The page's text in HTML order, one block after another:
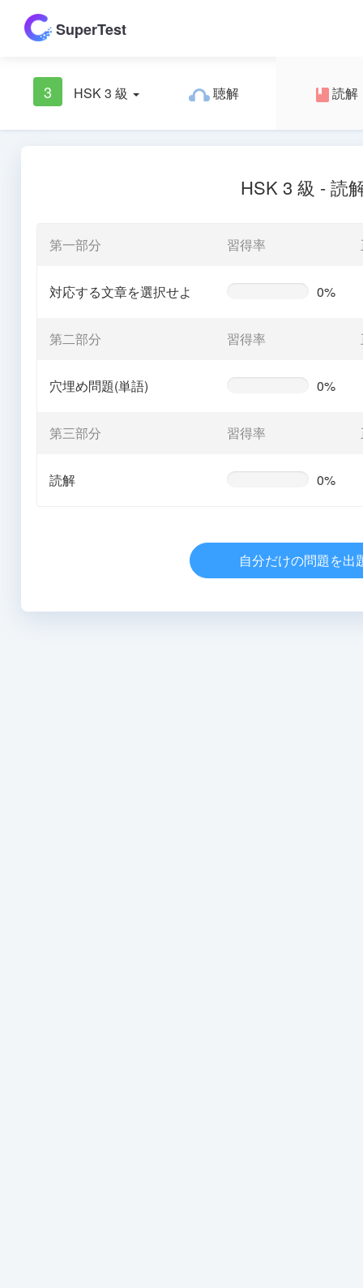
SuperTest
3 HSK 3 級 聴解 読解
HSK 3 級 - 読
第一部分 習得率
対応する文章を選択せよ 0%
第二部分 習得率
穴埋め問題(単語) 0%
第三部分 習得率
読解 0%
自分だけの問題を出